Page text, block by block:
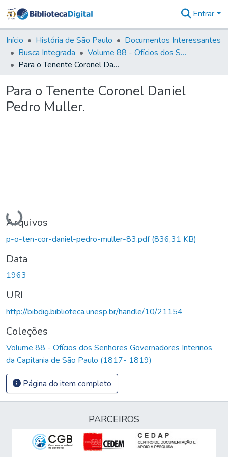
&
Coleções
Tudo na
Biblioteca
Estatísticas
Entrar
Início História de São Paulo
Documentos Interessantes
Busca Integrada
Volume 88 - Ofícios dos Senhores Governadores Interinos da Capitania de São Paulo (1817- 1819)
Para o Tenente Coronel Daniel Pedro Muller.
Para o Tenente Coronel Daniel
Pedro Muller.
Carregando...
Arquivos
p-o-ten-cor-daniel-pedro-muller-83.pdf(836,31 KB)
Data
1963
URI
http://bibdig.biblioteca.unesp.br/handle/10/21154
Coleções
Volume 88 - Ofícios dos Senhores Governadores Interinos
da Capitania de São Paulo (1817- 1819)
Página do item completo
PARCEIROS